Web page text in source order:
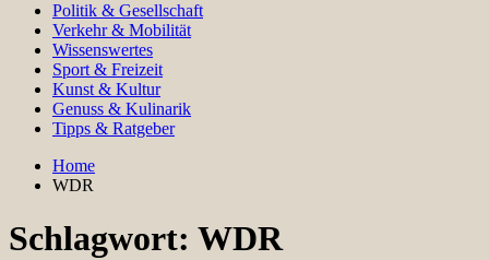
Politik & Gesellschaft
Verkehr & Mobilität
Wissenswertes
Sport & Freizeit
Kunst & Kultur
Genuss & Kulinarik
Tipps & Ratgeber
Home
WDR
Schlagwort: WDR